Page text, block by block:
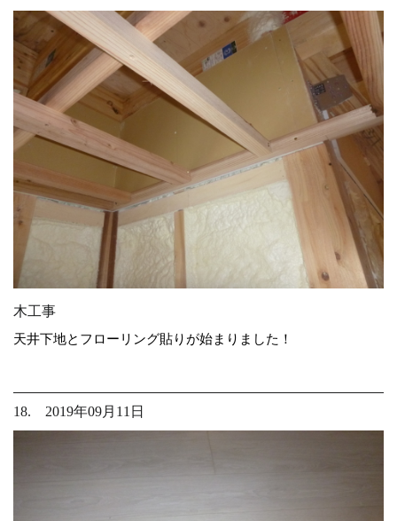
木工事
天井下地とフローリング貼りが始まりました！
18. 2019年09月11日